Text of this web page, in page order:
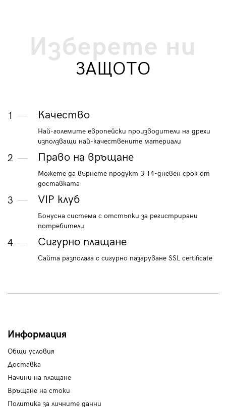
Изберете ни
ЗАЩОТО
1 Качество
Най-големите европейски производители на дрехи
използващи най-качествените материали
2 Право на връщане
Можете да върнете продукт в 14-дневен срок от
доставката
3 VIP клуб
Бонусна система с отстъпки за регистрирани
потребители
4 Сигурно плащане
Сайта разполага с сигурно пазаруване SSL certificate
Информация
Общи условия
Доставка
Начини на плащане
Връщане на стоки
Политика за личните данни